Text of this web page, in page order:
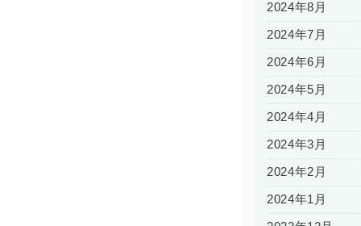
2024年8月
2024年7月
2024年6月
2024年5月
2024年4月
2024年3月
2024年2月
2024年1月